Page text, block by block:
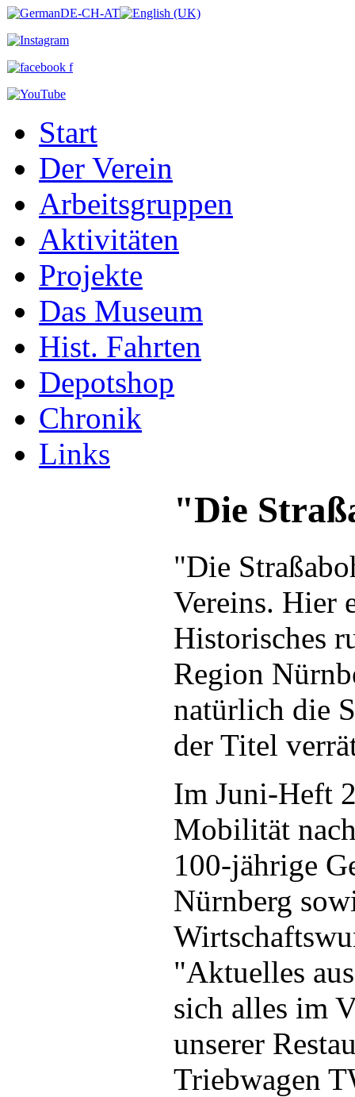
Start
Der Verein
Arbeitsgruppen
Aktivitäten
Projekte
Das Museum
Hist. Fahrten
Depotshop
Chronik
Links
"Die
"Die
Vereins. Hier
Historisches
Region
natürlich die
der Titel
Im Juni-Heft
Mobilität
100-jährige
Nürnberg
"Aktuelles
sich alles im
unserer
Triebwagen